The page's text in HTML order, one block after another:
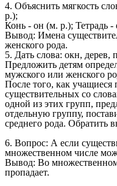
4. Объяснить мягкость
р.);
Конь - он (м. р.); Тетрадь
Вывод: Имена
женского рода.
5. Дать слова: окн, дерев,
Предложить детям
мужского или женского
После того, как учащиеся
существительных со
одной из этих групп,
отдельную группу,
среднего рода. Обратить
6. Вопрос: А если
множественном числе
Вывод: Во
пропадает.